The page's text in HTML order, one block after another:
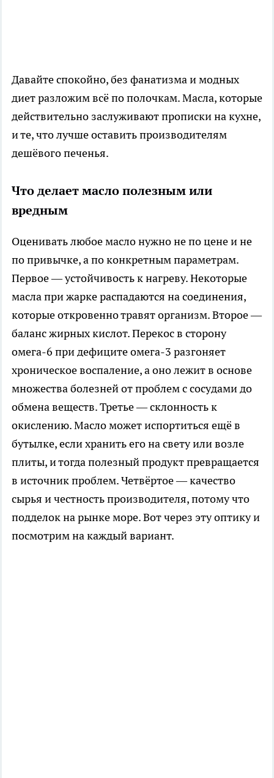
Давайте спокойно, без фанатизма и модных
диет разложим всё по полочкам. Масла, которые
действительно заслуживают прописки на кухне,
и те, что лучше оставить производителям
дешёвого печенья.
Что делает масло полезным или
вредным
Оценивать любое масло нужно не по цене и не
по привычке, а по конкретным параметрам.
Первое — устойчивость к нагреву. Некоторые
масла при жарке распадаются на соединения,
которые откровенно травят организм. Второе —
баланс жирных кислот. Перекос в сторону
омега-6 при дефиците омега-3 разгоняет
хроническое воспаление, а оно лежит в основе
множества болезней от проблем с сосудами до
обмена веществ. Третье — склонность к
окислению. Масло может испортиться ещё в
бутылке, если хранить его на свету или возле
плиты, и тогда полезный продукт превращается
в источник проблем. Четвёртое — качество
сырья и честность производителя, потому что
подделок на рынке море. Вот через эту оптику и
посмотрим на каждый вариант.